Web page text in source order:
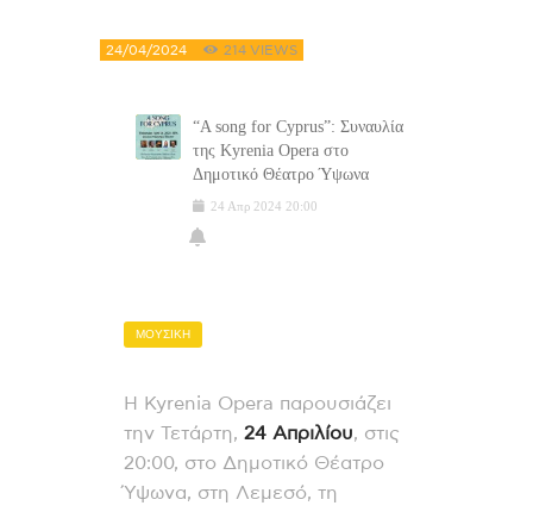
24/04/2024 214 VIEWS
“Α song for Cyprus”: Συναυλία
της Kyrenia Opera στο
Δημοτικό Θέατρο Ύψωνα
24 Απρ 2024 20:00
ΜΟΥΣΙΚΗ
Η Kyrenia Opera παρουσιάζει
την Τετάρτη, 24 Απριλίου, στις
20:00, στο Δημοτικό Θέατρο
Ύψωνα, στη Λεμεσό, τη